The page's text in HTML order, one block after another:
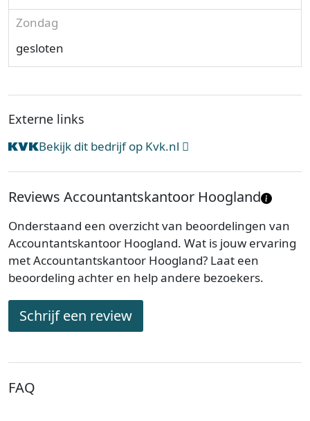
Zondag
gesloten
Externe links
Bekijk dit bedrijf op Kvk.nl
Reviews Accountantskantoor Hoogland
Onderstaand een overzicht van beoordelingen van
Accountantskantoor Hoogland. Wat is jouw ervaring
met Accountantskantoor Hoogland? Laat een
beoordeling achter en help andere bezoekers.
Schrijf een review
FAQ